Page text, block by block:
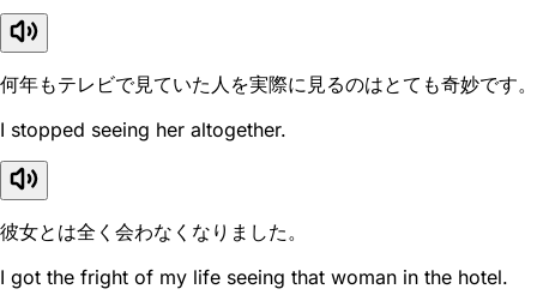
何年もテレビで見ていた人を実際に見るのはとても奇妙です。
I stopped seeing her altogether.
彼女とは全く会わなくなりました。
I got the fright of my life seeing that woman in the hotel.